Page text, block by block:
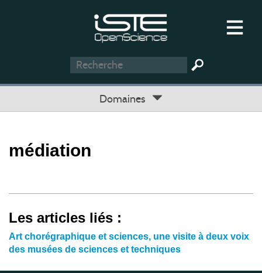
Domaines
médiation
Les articles liés :
Art chorégraphique et sciences, une visite à deux voix
des musées de sciences et techniques